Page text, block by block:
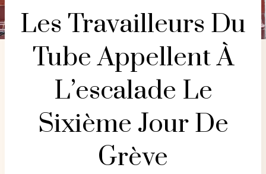
Les Travailleurs Du
Tube Appellent À
L’escalade Le
Sixième Jour De
Grève